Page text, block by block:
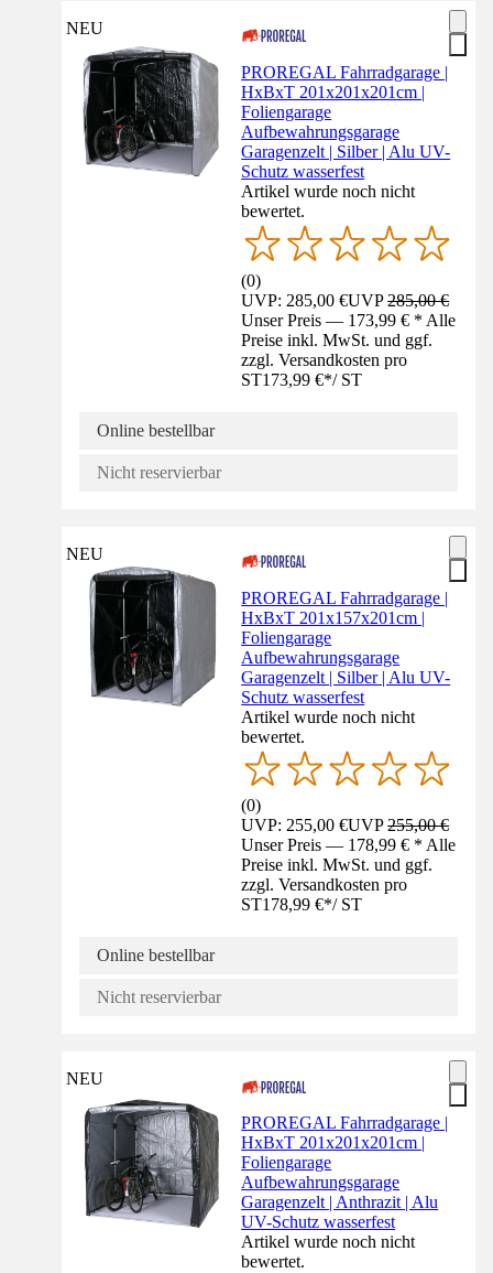
NEU
PROREGAL Fahrradgarage |
HxBxT 201x201x201cm |
Foliengarage
Aufbewahrungsgarage
Garagenzelt | Silber | Alu UV-
Schutz wasserfest
Artikel wurde noch nicht
bewertet.
(0)
UVP: 285,00 €UVP285,00 €
Unser Preis — 173,99 € * Alle
Preise inkl. MwSt. und ggf.
zzgl. Versandkosten pro
ST173,99 €*/ ST
Online bestellbar
Nicht reservierbar
NEU
PROREGAL Fahrradgarage |
HxBxT 201x157x201cm |
Foliengarage
Aufbewahrungsgarage
Garagenzelt | Silber | Alu UV-
Schutz wasserfest
Artikel wurde noch nicht
bewertet.
(0)
UVP: 255,00 €UVP255,00 €
Unser Preis — 178,99 € * Alle
Preise inkl. MwSt. und ggf.
zzgl. Versandkosten pro
ST178,99 €*/ ST
Online bestellbar
Nicht reservierbar
NEU
PROREGAL Fahrradgarage |
HxBxT 201x201x201cm |
Foliengarage
Aufbewahrungsgarage
Garagenzelt | Anthrazit | Alu
UV-Schutz wasserfest
Artikel wurde noch nicht
bewertet.